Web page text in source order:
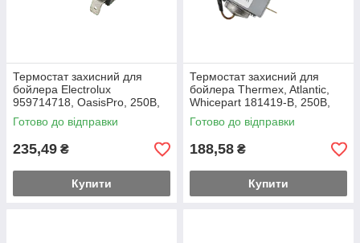
Термостат захисний для
бойлера Electrolux
959714718, OasisPro, 250В,
16A (90°С)
Готово до відправки
235,49 ₴
Купити
Термостат захисний для
бойлера Thermex, Atlantic,
Whicepart 181419-B, 250В,
20А (85°C)
Готово до відправки
188,58 ₴
Купити